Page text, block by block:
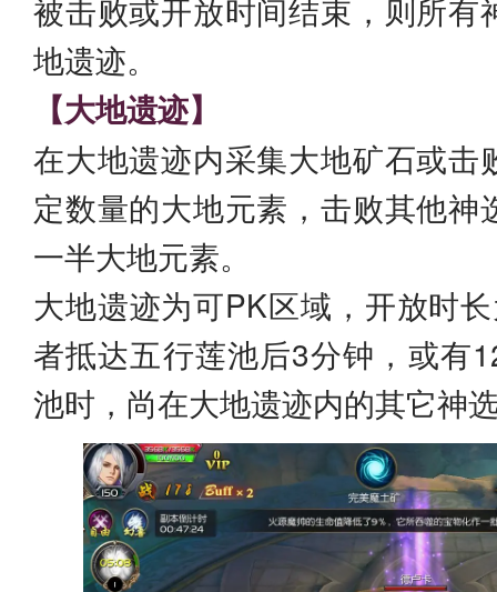
被击败或开放时间结束，则所有
地遗迹。
【大地遗迹】
在大地遗迹内采集大地矿石或击
定数量的大地元素，击败其他神
一半大地元素。
大地遗迹为可PK区域，开放时
者抵达五行莲池后3分钟，或有
池时，尚在大地遗迹内的其它神